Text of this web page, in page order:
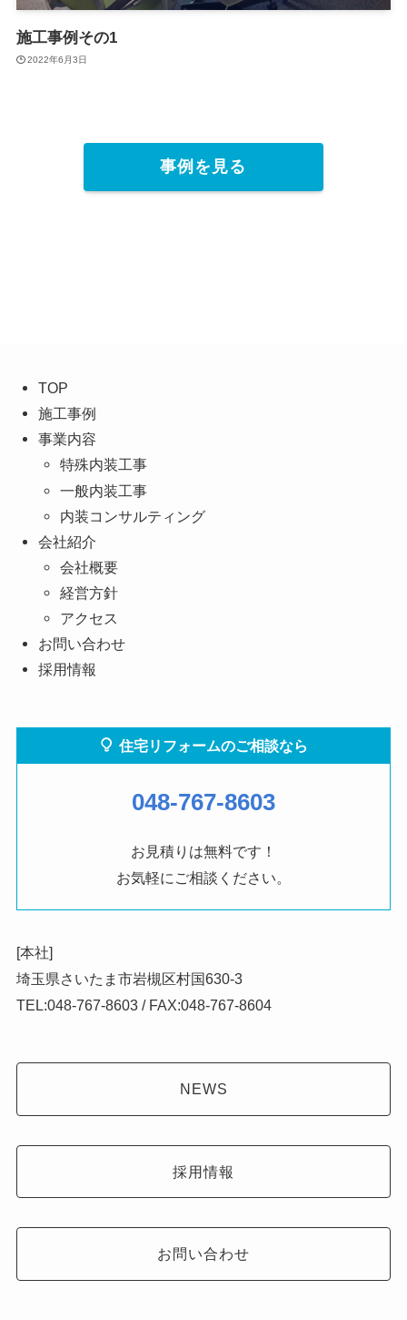
施工事例その1
2022年6月3日
事例を見る
TOP
施工事例
事業内容
特殊内装工事
一般内装工事
内装コンサルティング
会社紹介
会社概要
経営方針
アクセス
お問い合わせ
採用情報
住宅リフォームのご相談なら
048-767-8603
お見積りは無料です！
お気軽にご相談ください。
[本社]
埼玉県さいたま市岩槻区村国630-3
TEL:048-767-8603 / FAX:048-767-8604
NEWS
採用情報
お問い合わせ